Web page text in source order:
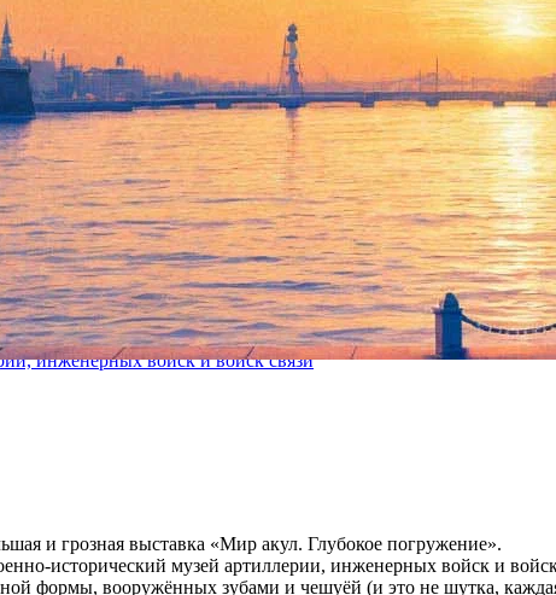
в "Мир акул"
инженерных войск и войск связи
и грозная выставка «Мир акул. Глубокое погружение».
исторический музей артиллерии, инженерных войск и
формы, вооружённых зубами и чешуёй (и это не шутка,